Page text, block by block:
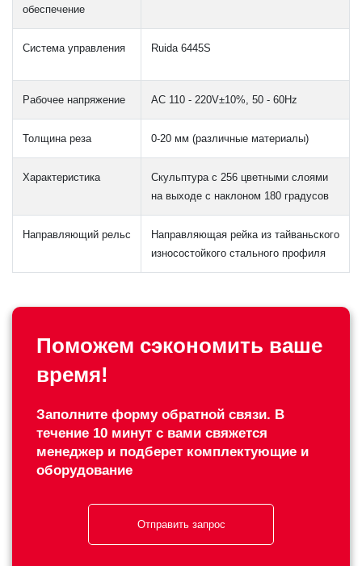
обеспечение
Система управления Ruida 6445S
Рабочее напряжение AC 110 - 220V±10%, 50 - 60Hz
Толщина реза 0-20 мм (различные материалы)
Характеристика
Скульптура с 256 цветными слоями
на выходе с наклоном 180 градусов
Направляющий рельс
Направляющая рейка из тайваньского
износостойкого стального профиля
Поможем сэкономить ваше
время!
Заполните форму обратной связи. В
течение 10 минут с вами свяжется
менеджер и подберет комплектующие и
оборудование
Отправить запрос